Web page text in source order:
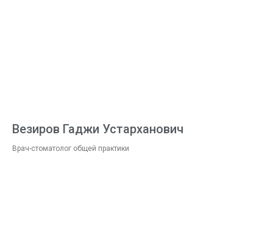
Везиров Гаджи Устарханович
Врач-стоматолог общей практики